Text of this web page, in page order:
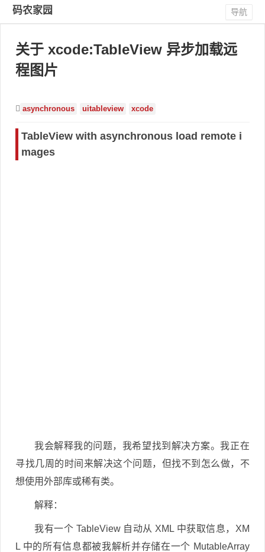
码农家园 导航
关于 xcode:TableView 异步加载远
程图片
asynchronous uitableview xcode
TableView with asynchronous load remote i
mages
我会解释我的问题，我希望找到解决方案。我正在
寻找几周的时间来解决这个问题，但找不到怎么做，不
想使用外部库或稀有类。
解释：
我有一个 TableView 自动从 XML 中获取信息，XM
L 中的所有信息都被我解析并存储在一个 MutableArray